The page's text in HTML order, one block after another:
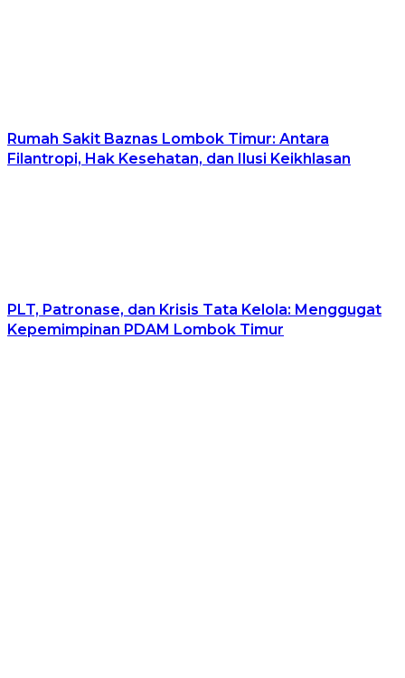
Rumah Sakit Baznas Lombok Timur: Antara
Filantropi, Hak Kesehatan, dan Ilusi Keikhlasan
PLT, Patronase, dan Krisis Tata Kelola: Menggugat
Kepemimpinan PDAM Lombok Timur